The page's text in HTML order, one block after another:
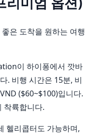
은 도착을 원하는 여행
이 하이퐁에서 깟바
. 비행 시간은 15분, 비
($60~$100)입니다.
착륙합니다.
헬리콥터도 가능하며,